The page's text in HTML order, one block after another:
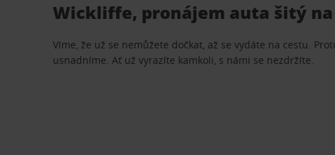
Wickliffe, pronájem auta šitý
Víme, že už se nemůžete dočkat, až se vydáte na cestu.
usnadníme. Ať už vyrazíte kamkoli, s námi se nezdržíte.